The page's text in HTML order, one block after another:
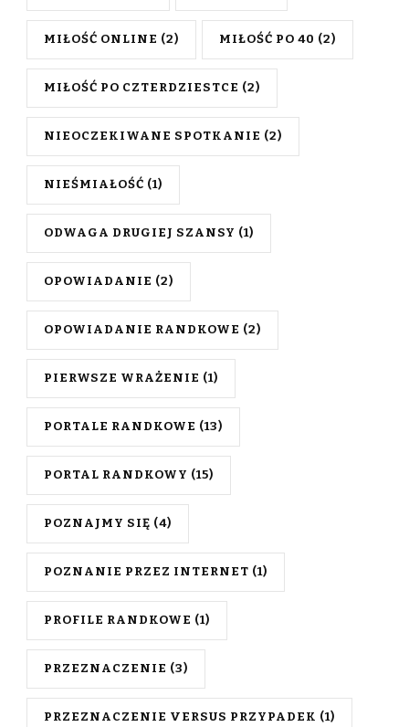
MIŁOŚĆ ONLINE (2) MIŁOŚĆ PO 40 (2)
MIŁOŚĆ PO CZTERDZIESTCE (2)
NIEOCZEKIWANE SPOTKANIE (2)
NIEŚMIAŁOŚĆ (1)
ODWAGA DRUGIEJ SZANSY (1)
OPOWIADANIE (2)
OPOWIADANIE RANDKOWE (2)
PIERWSZE WRAŻENIE (1)
PORTALE RANDKOWE (13)
PORTAL RANDKOWY (15)
POZNAJMY SIĘ (4)
POZNANIE PRZEZ INTERNET (1)
PROFILE RANDKOWE (1)
PRZEZNACZENIE (3)
PRZEZNACZENIE VERSUS PRZYPADEK (1)